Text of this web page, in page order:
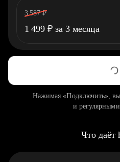
3 587 ₽
1 499 ₽ за 3 месяца
Нажимая «Подключить», вы
и
Что даёт